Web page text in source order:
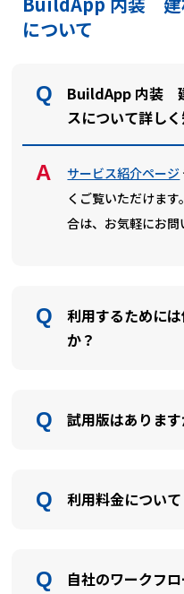
について
BuildApp 内装
スについて詳し
サービス紹介ページ
くご覧いただけま
合は、お気軽にお問
利用するために
か？
試用版はあります
利用料金について
自社のワークフ